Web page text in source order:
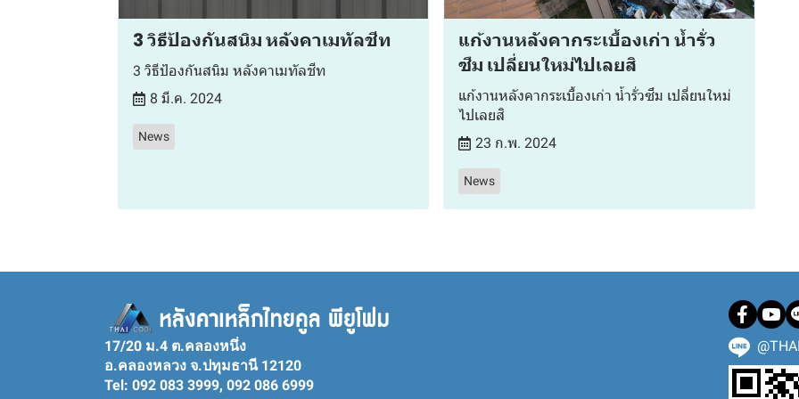
3 วิธีป้องกันสนิม หลังคาเมทัลชีท
3 วิธีป้องกันสนิม หลังคาเมทัลชีท
8 มี.ค. 2024
News
แก้งานหลังคากระเบื้องเก่า น้ำรั่ว
ซึม เปลี่ยนใหม่ไปเลยสิ
แก้งานหลังคากระเบื้องเก่า น้ำรั่วซึม เปลี่ยนใหม่
ไปเลยสิ
23 ก.พ. 2024
News
17/20 ม.4 ต.คลองหนึ่ง
อ.คลองหลวง จ.ปทุมธานี 12120
Tel: 092 083 3999, 092 086 6999